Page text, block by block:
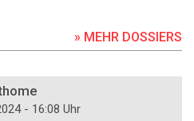
» MEHR DOSSIERS
- 16:08 Uhr